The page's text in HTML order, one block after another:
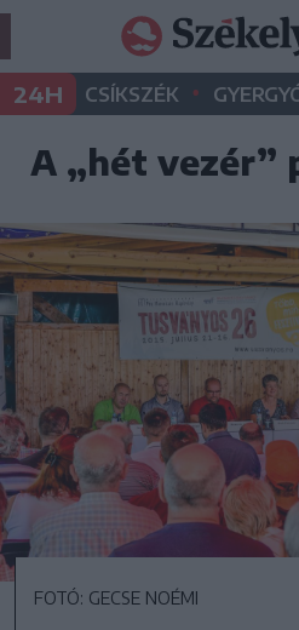
24H CSÍKSZÉK •
A „hét vezér”
FOTÓ: GECSE NOÉMI